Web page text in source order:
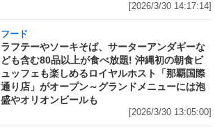
[2026/3/30 14:17:14]
フード
ラフテーやソーキそば、サーターアンダギーな
ども含む80品以上が食べ放題! 沖縄初の朝食ビ
ュッフェも楽しめるロイヤルホスト「那覇国際
通り店」がオープン～グランドメニューには泡
盛やオリオンビールも
[2026/3/30 13:05:00]